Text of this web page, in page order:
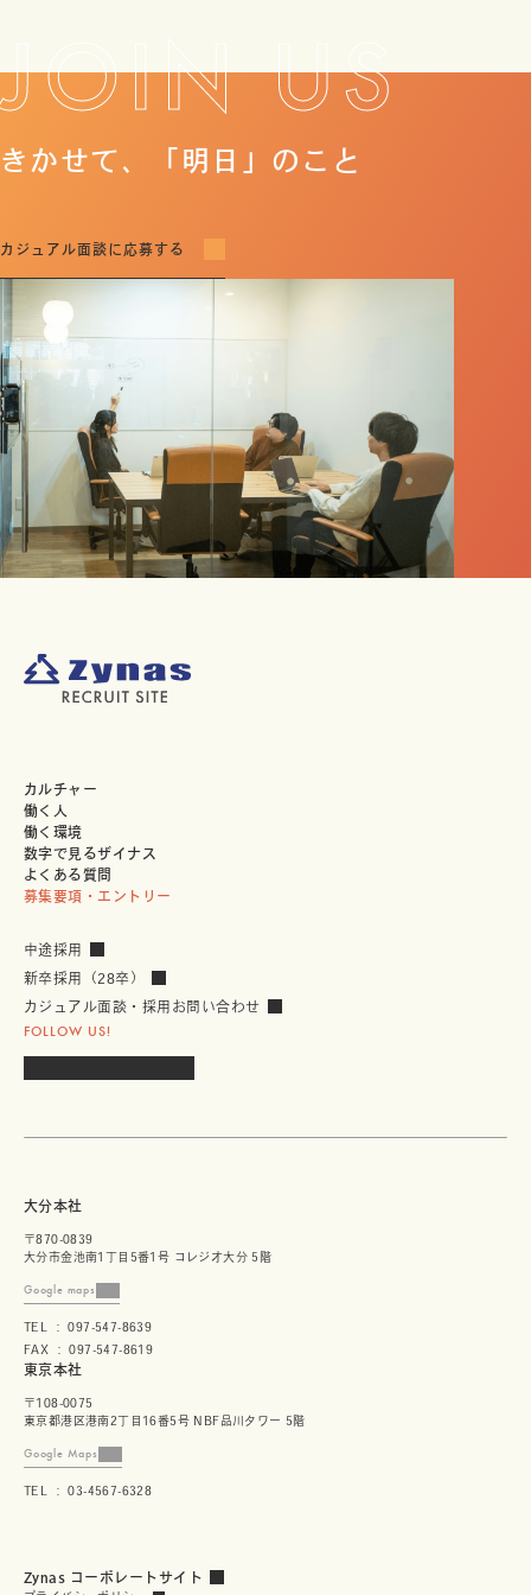
JOIN US
きかせて、「明日」のこと
カジュアル面談に応募する
大分本社
〒870-0839
大分市金池南1丁目5番1号 コレジオ大分 5階
Google maps
TEL ： 097-547-8639
FAX ： 097-547-8619
東京本社
〒108-0075
東京都港区港南2丁目16番5号 NBF品川タワー 5階
Google Maps
TEL ： 03-4567-6328
採
用
サ
イ
ト
コ
ン
テ
ン
カルチャー
働く人
働く環境
数字で見るザイナス
よくある質問
募集要項・エントリー
中途採用
新卒採用（28卒）
カジュアル面談・採用お問い合わせ
FOLLOW US!
関
連
Zynas コーポレートサイト